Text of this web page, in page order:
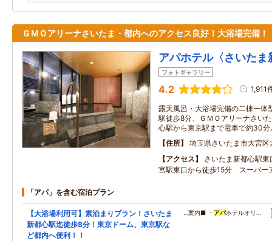
ＧＭＯアリーナさいたま・都内へのアクセス良好！大浴場完備！
アパホテル〈さいたま
フォトギャラリー
4.2 1,911
露天風呂・大浴場完備の二棟一体
駅徒歩8分、ＧＭＯアリーナさい
心駅から東京駅まで電車で約30
住所
埼玉県さいたま市大宮
アクセス
さいたま新都心駅
宮駅東口から徒歩15分 スーパー
「アパ」を含む宿泊プラン
【大浴場利用可】素泊まりプラン！さいたま
新都心駅迄徒歩8分！東京ドーム、東京駅な
ど都内へ便利！！
…案内■ ・ アパホテルオリ…